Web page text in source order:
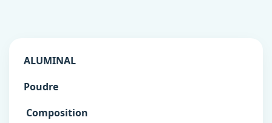
ALUMINAL
Poudre
Composition